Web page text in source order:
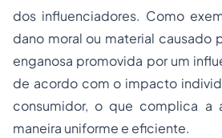
dos influenciadores. Como
dano moral ou material causado
enganosa promovida por um
de acordo com o impacto
consumidor, o que complica a
maneira uniforme e eficiente.